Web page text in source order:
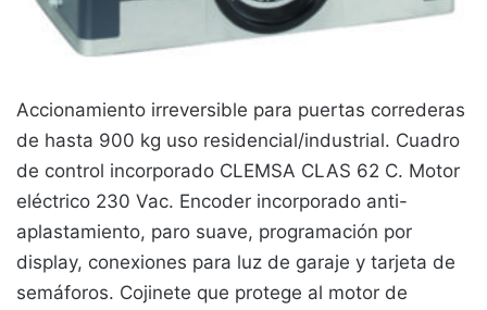
Accionamiento irreversible para puertas correderas
de hasta 900 kg uso residencial/industrial. Cuadro
de control incorporado CLEMSA CLAS 62 C. Motor
eléctrico 230 Vac. Encoder incorporado anti-
aplastamiento, paro suave, programación por
display, conexiones para luz de garaje y tarjeta de
semáforos. Cojinete que protege al motor de